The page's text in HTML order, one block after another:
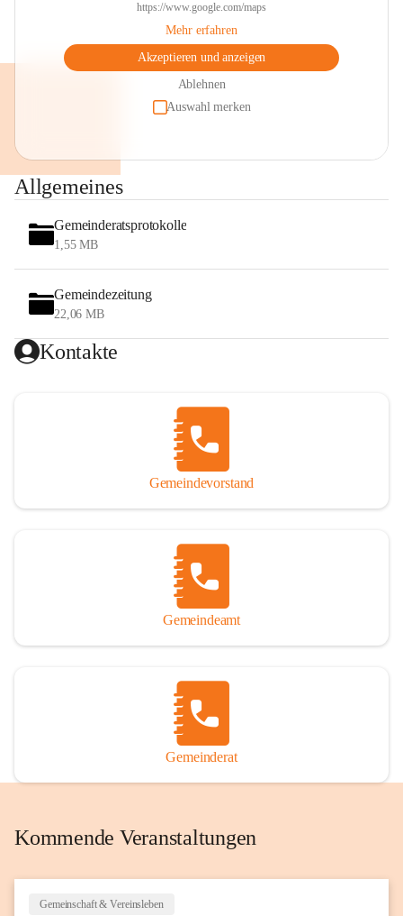
https://www.google.com/maps
Mehr erfahren
Akzeptieren und anzeigen
Ablehnen
Auswahl merken
Allgemeines
Gemeinderatsprotokolle
1,55 MB
Gemeindezeitung
22,06 MB
Kontakte
Gemeindevorstand
Gemeindeamt
Gemeinderat
Kommende Veranstaltungen
Gemeinschaft & Vereinsleben